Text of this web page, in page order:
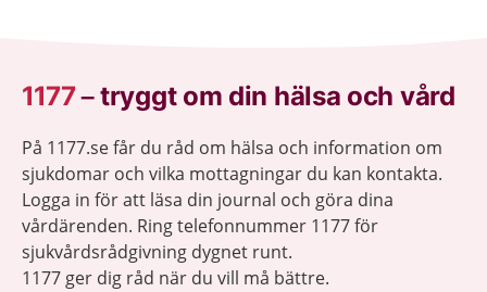
1177–tryggt om din hälsa och vård
På 1177.se får du råd om hälsa och information om
sjukdomar och vilka mottagningar du kan kontakta.
Logga in för att läsa din journal och göra dina
vårdärenden. Ring telefonnummer 1177 för
sjukvårdsrådgivning dygnet runt.
1177 ger dig råd när du vill må bättre.